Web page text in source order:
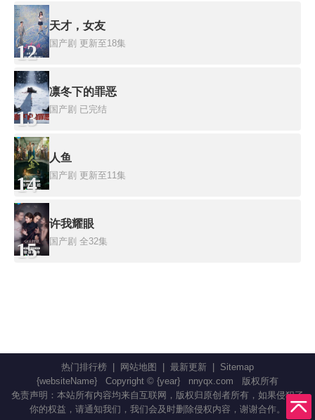
12
天才，女友
国产剧 更新至18集
13
凛冬下的罪恶
国产剧 已完结
14
人鱼
国产剧 更新至11集
15
许我耀眼
国产剧 全32集
热门排行榜 网站地图 最新更新
Sitemap
{websiteName}
Copyright © {year} nnyqx.com
版权所有
免责声明：本站所有内容均来自互联网，版权归原创者所有，如果侵犯了
你的权益，请通知我们，我们会及时删除侵权内容，谢谢合作。